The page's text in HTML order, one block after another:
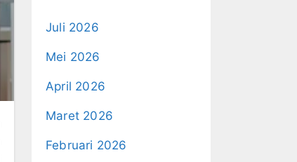
Juli 2026
Mei 2026
April 2026
Maret 2026
Februari 2026